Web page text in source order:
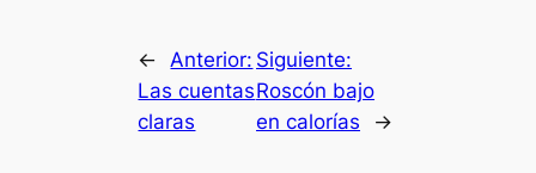
←
Anterior:
Las cuentas
claras
Siguiente:
Roscón bajo
en calorías
→